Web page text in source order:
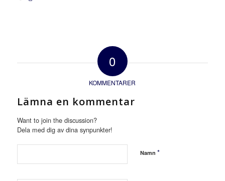
0
KOMMENTARER
Lämna en kommentar
Want to join the discussion?
Dela med dig av dina synpunkter!
Namn *